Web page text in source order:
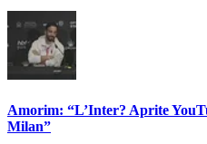
Amorim: “L’Inter? Aprite
Milan”